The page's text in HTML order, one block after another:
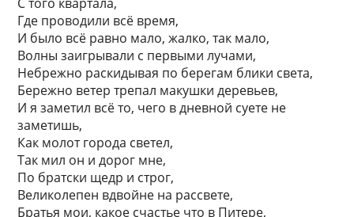
Где проводили всё время,
И было всё равно мало, жалко, так мало,
Волны заигрывали с первыми лучами,
Небрежно раскидывая по берегам блики света,
Бережно ветер трепал макушки деревьев,
И я заметил всё то, чего в дневной суете не
заметишь,
Как молот города светел,
Так мил он и дорог мне,
По братски щедр и строг,
Великолепен вдвойне на рассвете,
Братья мои, какое счастье что в Питере,